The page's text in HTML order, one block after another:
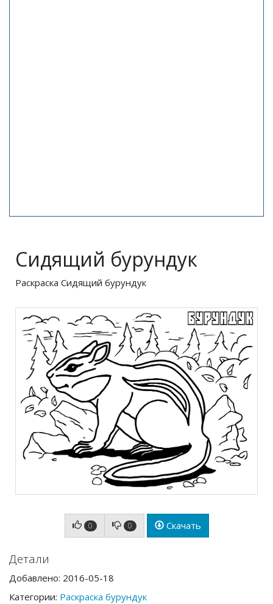
Сидящий бурундук
Раскраска Сидящий бурундук
0 0 Скачать
Детали
Добавлено: 2016-05-18
Категории: Раскраска бурундук